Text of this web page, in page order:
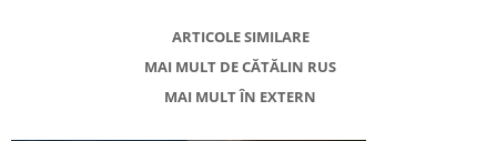
ARTICOLE SIMILARE
MAI MULT DE CĂTĂLIN RUS
MAI MULT ÎN EXTERN